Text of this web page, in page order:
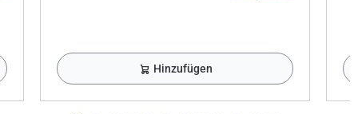
Hinzufügen